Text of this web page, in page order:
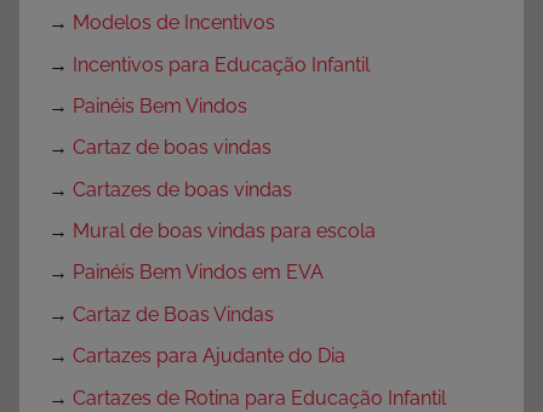
→ Modelos de Incentivos
→ Incentivos para Educação Infantil
→ Painéis Bem Vindos
→ Cartaz de boas vindas
→ Cartazes de boas vindas
→ Mural de boas vindas para escola
→ Painéis Bem Vindos em EVA
→ Cartaz de Boas Vindas
→ Cartazes para Ajudante do Dia
→ Cartazes de Rotina para Educação Infantil